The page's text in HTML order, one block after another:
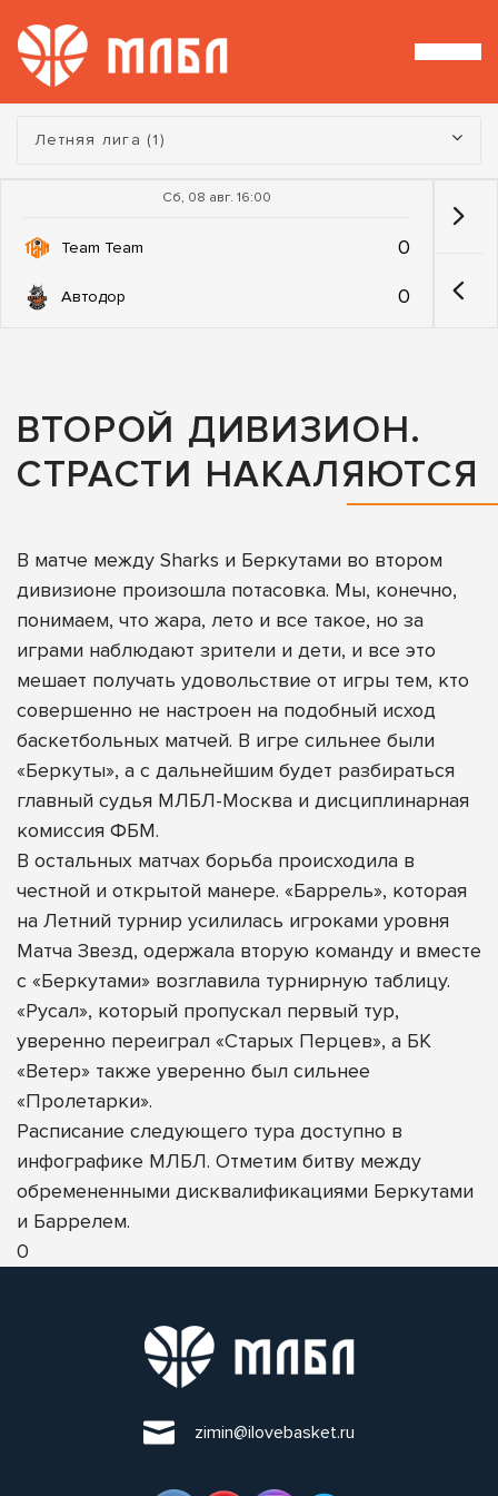
Турнир:
Летняя лига (1)
Сб, 08 авг. 16:00
Team Team 0
Автодор 0
ВТОРОЙ ДИВИЗИОН.
СТРАСТИ НАКАЛЯЮТСЯ
В матче между Sharks и Беркутами во втором
дивизионе произошла потасовка. Мы, конечно,
понимаем, что жара, лето и все такое, но за
играми наблюдают зрители и дети, и все это
мешает получать удовольствие от игры тем, кто
совершенно не настроен на подобный исход
баскетбольных матчей. В игре сильнее были
«Беркуты», а с дальнейшим будет разбираться
главный судья МЛБЛ-Москва и дисциплинарная
комиссия ФБМ.
В остальных матчах борьба происходила в
честной и открытой манере. «Баррель», которая
на Летний турнир усилилась игроками уровня
Матча Звезд, одержала вторую команду и вместе
с «Беркутами» возглавила турнирную таблицу.
«Русал», который пропускал первый тур,
уверенно переиграл «Старых Перцев», а БК
«Ветер» также уверенно был сильнее
«Пролетарки».
Расписание следующего тура доступно в
инфографике МЛБЛ. Отметим битву между
обремененными дисквалификациями Беркутами
и Баррелем.
0
zimin@ilovebasket.ru